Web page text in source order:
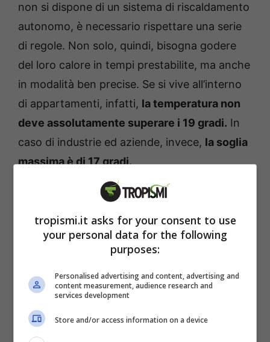
non si dispone di un sistema di riscaldamento
autonomo, è necessario rispettare una serie
di regole. Non solo, quindi, bisogna godere
del loro calore in tempi prestabilite, ma anche
in modalità ben precise. Se si vive all’interno
di appartamenti, infatti, la temperatura non
deve assolutamente superare i 19 gradi. In
caso di industrie ed aziende, invece, la soglia
massima è di 17 gradi.
tropismi.it asks for your consent to use
your personal data for the following
purposes:
Personalised advertising and content, advertising and
content measurement, audience research and
services development
Store and/or access information on a device